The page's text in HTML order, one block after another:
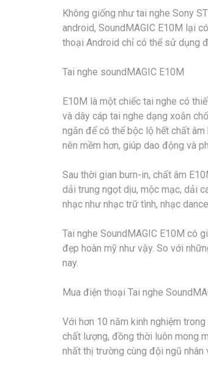
Không giống như tai nghe Sony
android, SoundMAGIC E10M lại
thoại Android chỉ có thể sử dụng
Tai nghe soundMAGIC E10M
E10M là một chiếc tai nghe có
và dây cáp tai nghe dạng xoắn
ngắn để có thể bộc lộ hết chất
nên mềm hơn, giúp dao động và
Sau thời gian burn-in, chất âm
dải trung ngọt dịu, mộc mạc, dải
nhạc như nhạc trữ tình, nhạc
Tai nghe SoundMAGIC E10M có
đẹp hoàn mỹ như vậy. So với
nay.
Mua điện thoại Tai nghe
Với hơn 10 năm kinh nghiệm
chất lượng, đồng thời luôn mong
nhất thị trường cùng đội ngũ